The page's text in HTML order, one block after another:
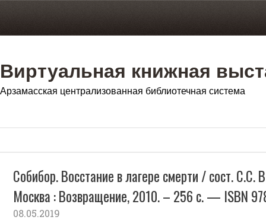
Виртуальная книжная
Арзамасская централизованная библиотечная система
Собибор. Восстание в лагере смерти / сост.
Москва : Возвращение, 2010. – 256 с. — ISBN
08.05.2019